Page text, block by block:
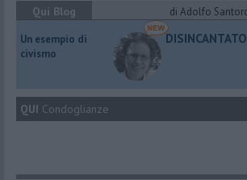
Qui Blog
di Adolfo
​Un esempio di
civismo
DISINCANTATO
QUI Condoglianze